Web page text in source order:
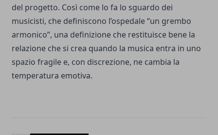
del progetto. Così come lo fa lo sguardo dei
musicisti, che definiscono l’ospedale “un grembo
armonico”, una definizione che restituisce bene la
relazione che si crea quando la musica entra in uno
spazio fragile e, con discrezione, ne cambia la
temperatura emotiva.